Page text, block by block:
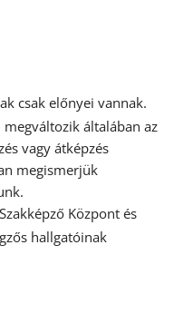
csak előnyei vannak.
általában az
vagy átképzés
megismerjük
Központ és
hallgatóinak